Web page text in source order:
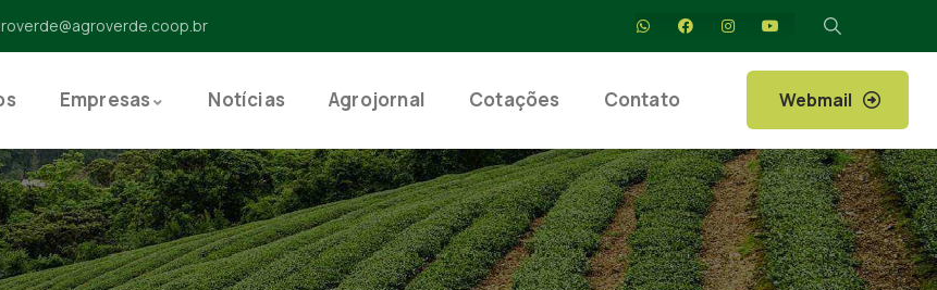
Empresas Notícias Agrojornal Cotações Contato Webmail